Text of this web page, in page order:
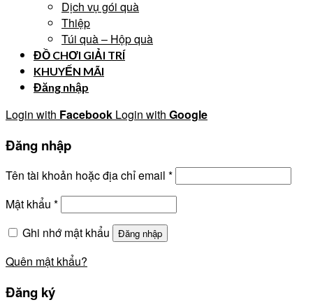
Dịch vụ gói quà
Thiệp
Túi quà – Hộp quà
ĐỒ CHƠI GIẢI TRÍ
KHUYẾN MÃI
Đăng nhập
Login with Facebook Login with Google
Đăng nhập
Tên tài khoản hoặc địa chỉ email *
Mật khẩu *
Ghi nhớ mật khẩu
Đăng nhập
Quên mật khẩu?
Đăng ký